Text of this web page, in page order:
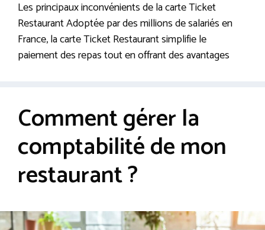
Les principaux inconvénients de la carte Ticket
Restaurant Adoptée par des millions de salariés en
France, la carte Ticket Restaurant simplifie le
paiement des repas tout en offrant des avantages
Comment gérer la
comptabilité de mon
restaurant ?